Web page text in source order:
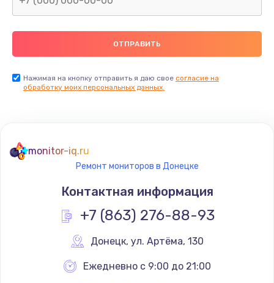
Заказать
Замена северного моста
1950 руб.
Заказать
Ремонт цепей питания
Нажимая на кнопку отправить я даю свое согласие на
обработку моих персональных данных.
monitor-iq.ru
Ремонт мониторов в Донецке
Контактная информация
+7 (863) 276-88-93
Донецк, ул. Артёма, 130
Ежедневно с 9:00 до 21:00